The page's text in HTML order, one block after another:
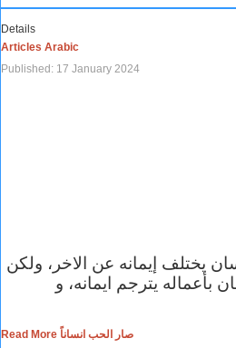
Details
Articles Arabic
Published: 17 January 2024
يختلف إيمانه عن الاخر، ولكن
بأعماله يترجم ايمانه، و
Read More صار الحب انساناً